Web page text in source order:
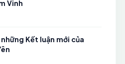
Vinh
Kết luận mới của